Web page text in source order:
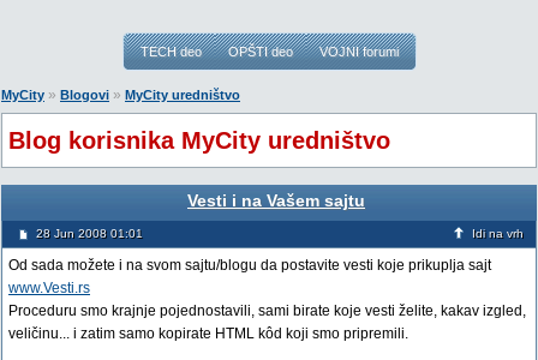
TECH deo OPŠTI deo VOJNI forumi
MyCity » Blogovi » MyCity uredništvo
Blog korisnika MyCity uredništvo
Vesti i na Vašem sajtu
28 Jun 2008 01:01 Idi na vrh
Od sada možete i na svom sajtu/blogu da postavite vesti koje prikuplja sajt
www.Vesti.rs
Proceduru smo krajnje pojednostavili, sami birate koje vesti želite, kakav izgled,
veličinu... i zatim samo kopirate HTML kôd koji smo pripremili.